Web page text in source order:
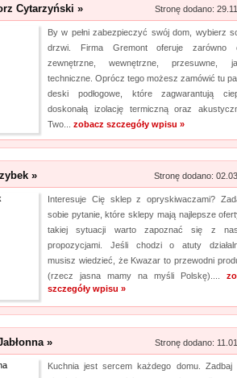
napraw. Prowadzony przez
obejmuje m. in. wytrzymałe
Aermec serwis
Jesteśmy firmą oferującą
Obsługujemy też serwis
nas pracownicy to
informacje na temat urządzeń
Kalendarz
Szukasz przykuwających
mysz? Niezwłocznie
myszki dla graczy, a jeżeli
mysz, również ją u nas
Cytarzyński » Stronę dodano:
By w pełni zabezpieczyć swój dom, wybierz
drzwi. Firma Gremont oferuje zarówno
zewnętrzne, wewnętrzne, przesuwne,
techniczne. Oprócz tego możesz zamówić tu
deski podłogowe, które zagwarantują
doskonałą izolację termiczną oraz
Two... zobacz szczegóły wpisu »
» Stronę dodano:
Interesuje Cię sklep z opryskiwaczami?
sobie pytanie, które sklepy mają najlepsze
takiej sytuacji warto zapoznać się z
propozycjami. Jeśli chodzi o atuty
musisz wiedzieć, że Kwazar to przewodni
(rzecz jasna mamy na myśli Polskę)....
szczegóły wpisu »
» Stronę dodano:
Kuchnia jest sercem każdego domu. Zadbaj